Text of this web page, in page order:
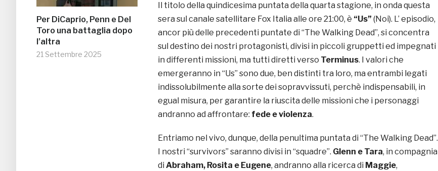
Per DiCaprio, Penn e Del
Toro una battaglia dopo
l’altra
21 Settembre 2025
Il titolo della quindicesima puntata della quarta stagione, in onda questa
sera sul canale satellitare Fox Italia alle ore 21:00, è “Us” (Noi). L’ episodio,
ancor più delle precedenti puntate di “The Walking Dead”, si concentra
sul destino dei nostri protagonisti, divisi in piccoli gruppetti ed impegnati
in differenti missioni, ma tutti diretti verso Terminus. I valori che
emergeranno in “Us” sono due, ben distinti tra loro, ma entrambi legati
indissolubilmente alla sorte dei sopravvissuti, perchè indispensabili, in
egual misura, per garantire la riuscita delle missioni che i personaggi
andranno ad affrontare: fede e violenza.
Entriamo nel vivo, dunque, della penultima puntata di “The Walking Dead”.
I nostri “survivors” saranno divisi in “squadre”. Glenn e Tara, in compagnia
di Abraham, Rosita e Eugene, andranno alla ricerca di Maggie,